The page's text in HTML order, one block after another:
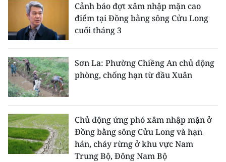
Media Giáo dục
Media Y tế
Media Khoa học - Công nghệ
Media Môi trường
Infographic
Cảnh báo đợt xâm nhập mặn cao
điểm tại Đồng bằng sông Cửu Long
cuối tháng 3
Sơn La: Phường Chiềng An chủ động
phòng, chống hạn từ đầu Xuân
Chủ động ứng phó xâm nhập mặn ở
Đồng bằng sông Cửu Long và hạn
hán, cháy rừng ở khu vực Nam
Trung Bộ, Đông Nam Bộ